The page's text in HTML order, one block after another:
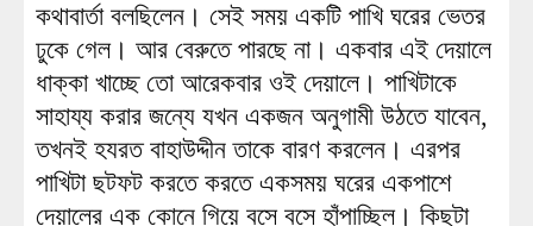
কথাবার্তা বলছিলেন। সেই সময় একটি পাখি ঘরের ভেতর
ঢুকে গেল। আর বেরুতে পারছে না। একবার এই দেয়ালে
ধাক্কা খাচ্ছে তো আরেকবার ওই দেয়ালে। পাখিটাকে
সাহায্য করার জন্যে যখন একজন অনুগামী উঠতে যাবেন,
তখনই হযরত বাহাউদ্দীন তাকে বারণ করলেন। এরপর
পাখিটা ছটফট করতে করতে একসময় ঘরের একপাশে
দেয়ালের এক কোনে গিয়ে বসে বসে হাঁপাচ্ছিল। কিছুটা